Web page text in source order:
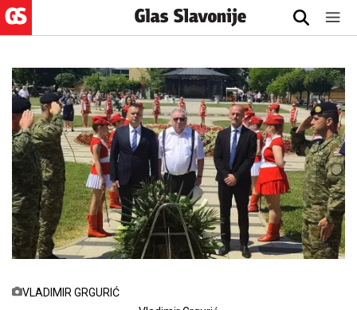
VLADIMIR GRGURIĆ